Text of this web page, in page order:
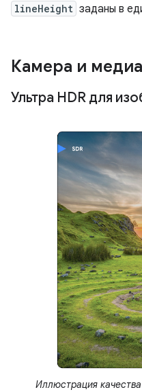
lineHeight заданы в
Камера и медиа
Ультра HDR для
Иллюстрация